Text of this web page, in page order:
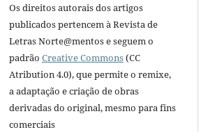
Os direitos autorais dos artigos
publicados pertencem à Revista de
Letras Norte@mentos e seguem o
padrão Creative Commons(CC
Atribution 4.0), que permite o remixe,
a adaptação e criação de obras
derivadas do original, mesmo para fins
comerciais